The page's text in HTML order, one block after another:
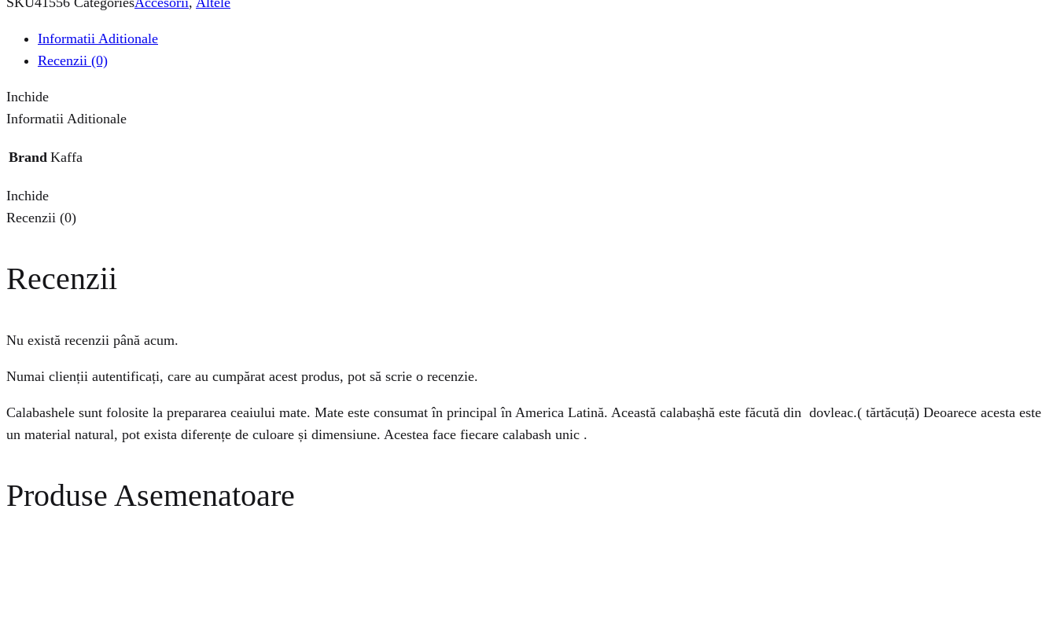
Informatii Aditionale
Recenzii (0)
Inchide
Informatii Aditionale
Brand Kaffa
Inchide
Recenzii (0)
Recenzii
Nu există recenzii până acum.
Numai clienții autentificați, care au cumpărat acest produs, pot să scrie o recenzie.
Calabashele sunt folosite la prepararea ceaiului mate. Mate este consumat în principal în America Latină. Această calabașhă este făcută din dovleac.( tărtăcuță) Deoarece acesta este
un material natural, pot exista diferențe de culoare și dimensiune. Acestea face fiecare calabash unic .
Produse Asemenatoare